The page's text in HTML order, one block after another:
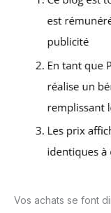
Vos achats se font